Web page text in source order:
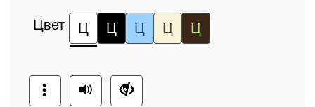
Цвет Ц Ц Ц Ц Ц